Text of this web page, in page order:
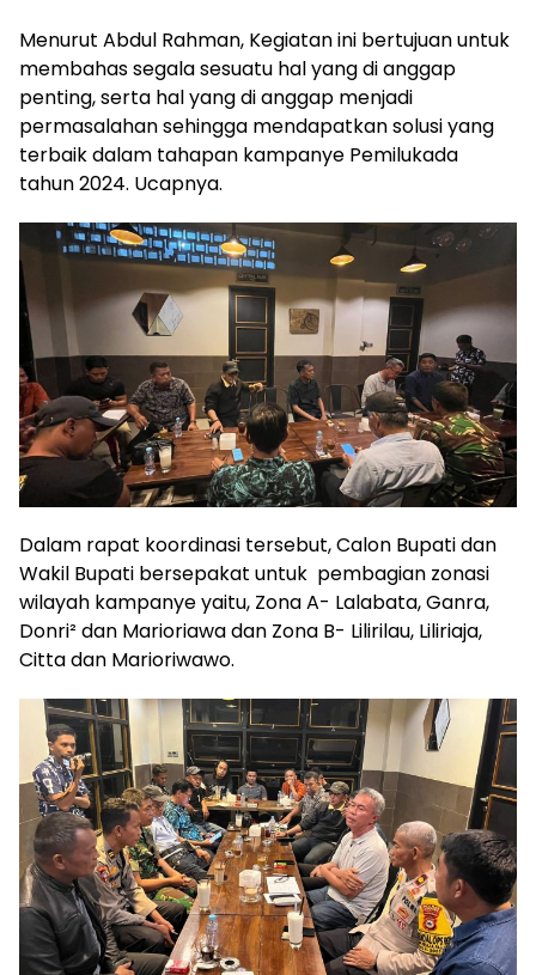
Menurut Abdul Rahman, Kegiatan ini bertujuan untuk
membahas segala sesuatu hal yang di anggap
penting, serta hal yang di anggap menjadi
permasalahan sehingga mendapatkan solusi yang
terbaik dalam tahapan kampanye Pemilukada
tahun 2024. Ucapnya.
Dalam rapat koordinasi tersebut, Calon Bupati dan
Wakil Bupati bersepakat untuk pembagian zonasi
wilayah kampanye yaitu, Zona A- Lalabata, Ganra,
Donri² dan Marioriawa dan Zona B- Lilirilau, Liliriaja,
Citta dan Marioriwawo.